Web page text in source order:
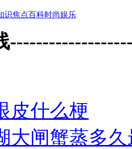
识焦点百科时尚娱乐
皮什么梗
大闸蟹蒸多